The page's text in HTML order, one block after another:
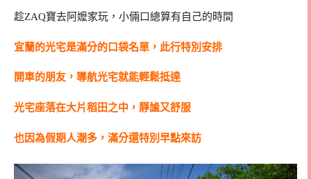
趁ZAQ寶去阿嬤家玩，小倆口總算有自己的時間
宜蘭的光宅是滿分的口袋名單，此行特別安排
開車的朋友，導航光宅就能輕鬆抵達
光宅座落在大片稻田之中，靜謐又舒服
也因為假期人潮多，滿分還特別早點來訪